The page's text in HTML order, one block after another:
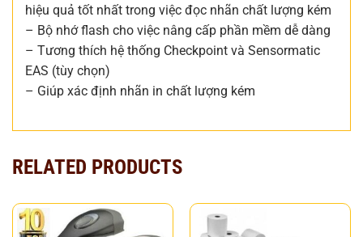
hiệu quả tốt nhất trong việc đọc nhãn chất lượng kém
– Bộ nhớ flash cho việc nâng cấp phần mềm dễ dàng
– Tương thích hệ thống Checkpoint và Sensormatic
EAS (tùy chọn)
– Giúp xác định nhãn in chất lượng kém
RELATED PRODUCTS